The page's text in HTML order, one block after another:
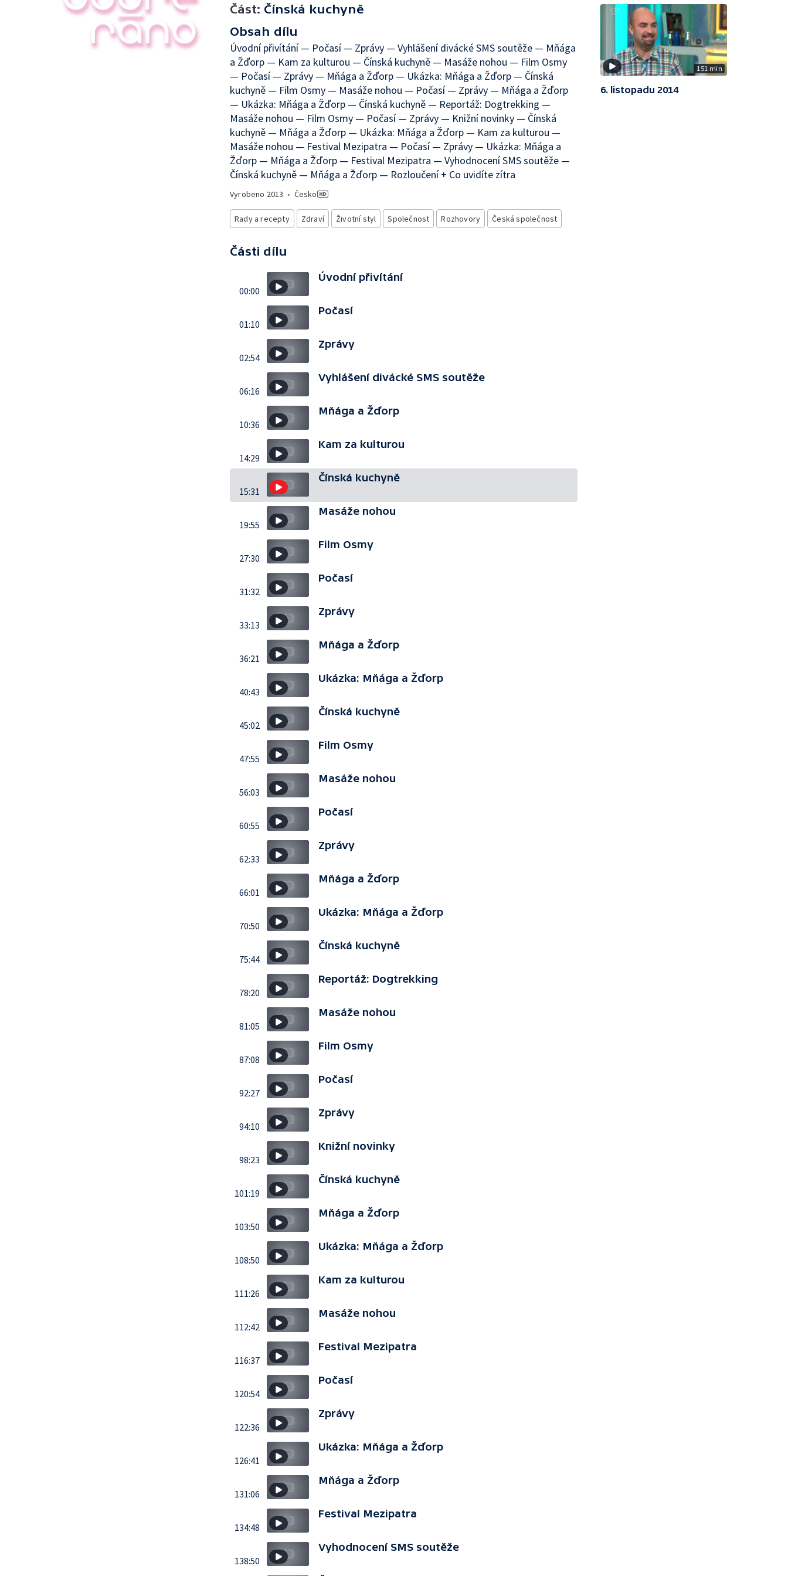
Část: Čínská kuchyně
Obsah dílu
Úvodní přivítání — Počasí — Zprávy — Vyhlášení divácké SMS soutěže — Mňága
a Žďorp — Kam za kulturou — Čínská kuchyně — Masáže nohou — Film Osmy
— Počasí — Zprávy — Mňága a Žďorp — Ukázka: Mňága a Žďorp — Čínská
kuchyně — Film Osmy — Masáže nohou — Počasí — Zprávy — Mňága a Žďorp
— Ukázka: Mňága a Žďorp — Čínská kuchyně — Reportáž: Dogtrekking —
Masáže nohou — Film Osmy — Počasí — Zprávy — Knižní novinky — Čínská
kuchyně — Mňága a Žďorp — Ukázka: Mňága a Žďorp — Kam za kulturou —
Masáže nohou — Festival Mezipatra — Počasí — Zprávy — Ukázka: Mňága a
Žďorp — Mňága a Žďorp — Festival Mezipatra — Vyhodnocení SMS soutěže —
Čínská kuchyně — Mňága a Žďorp — Rozloučení + Co uvidíte zítra
Vyrobeno 2013 • Česko
Rady a recepty Zdraví Životní styl Společnost Rozhovory Česká společnost
Části dílu
00:00
Úvodní přivítání
01:10
Počasí
02:54
Zprávy
06:16
Vyhlášení divácké SMS soutěže
10:36
Mňága a Žďorp
14:29
Kam za kulturou
15:31
Čínská kuchyně
19:55
Masáže nohou
27:30
Film Osmy
31:32
Počasí
33:13
Zprávy
36:21
Mňága a Žďorp
40:43
Ukázka: Mňága a Žďorp
45:02
Čínská kuchyně
47:55
Film Osmy
56:03
Masáže nohou
60:55
Počasí
62:33
Zprávy
66:01
Mňága a Žďorp
70:50
Ukázka: Mňága a Žďorp
75:44
Čínská kuchyně
78:20
Reportáž: Dogtrekking
81:05
Masáže nohou
87:08
Film Osmy
92:27
Počasí
94:10
Zprávy
98:23
Knižní novinky
101:19
Čínská kuchyně
103:50
Mňága a Žďorp
108:50
Ukázka: Mňága a Žďorp
111:26
Kam za kulturou
112:42
Masáže nohou
116:37
Festival Mezipatra
120:54
Počasí
122:36
Zprávy
126:41
Ukázka: Mňága a Žďorp
131:06
Mňága a Žďorp
134:48
Festival Mezipatra
138:50
Vyhodnocení SMS soutěže
151 min
6. listopadu 2014